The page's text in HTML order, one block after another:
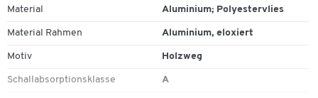
Material Aluminium; Polyestervlies
Material Rahmen Aluminium, eloxiert
Motiv Holzweg
Schallabsorptionsklasse A